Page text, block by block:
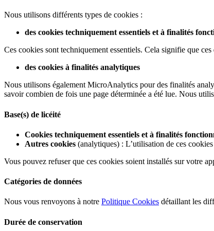
Nous utilisons différents types de cookies :
des cookies techniquement essentiels et à finalités
Ces cookies sont techniquement essentiels. Cela signifie que
des cookies à finalités analytiques
Nous utilisons également MicroAnalytics pour des finalités
savoir combien de fois une page déterminée a été lue. Nous
Base(s) de licéité
Cookies techniquement essentiels et à finalités
Autres cookies (analytiques) : L’utilisation de ces
Vous pouvez refuser que ces cookies soient installés sur votre
Catégories de données
Nous vous renvoyons à notre Politique Cookies détaillant les
Durée de conservation